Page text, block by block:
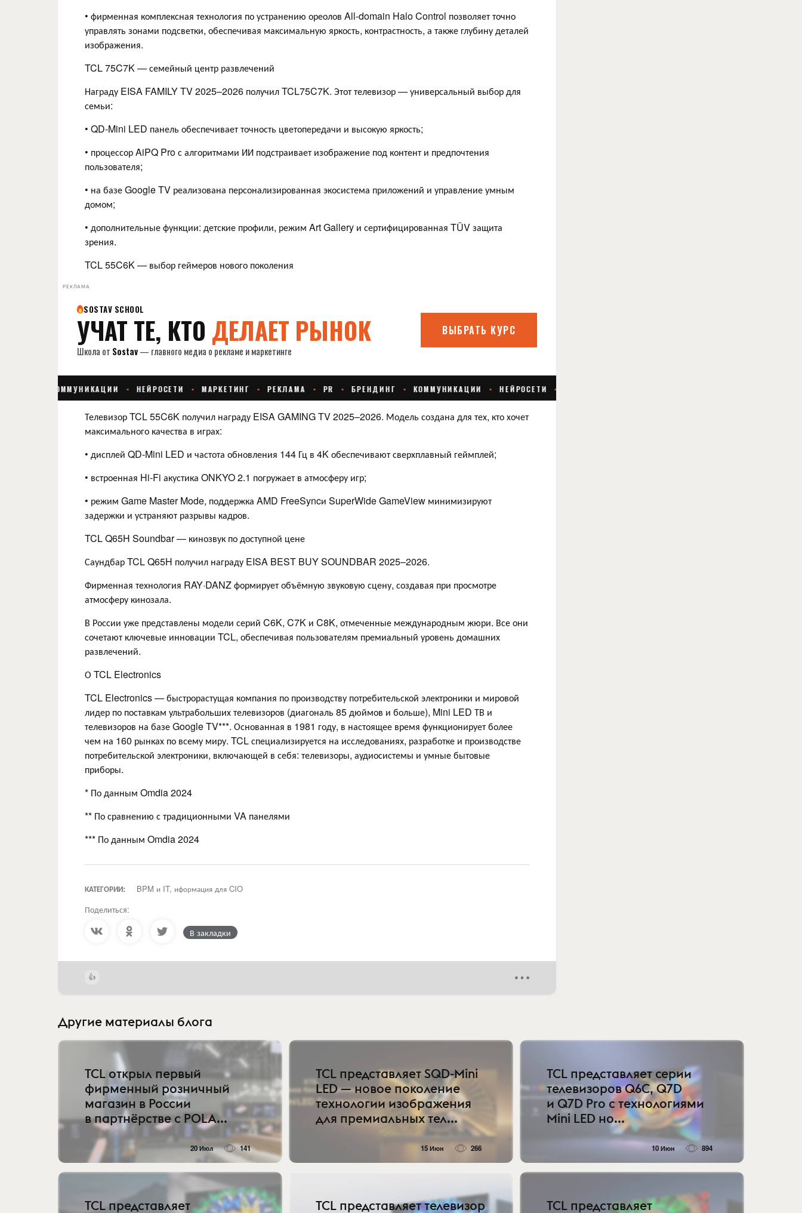
• фирменная комплексная технология по устранению ореолов All-domain Halo Control позволяет точно
управлять зонами подсветки, обеспечивая максимальную яркость, контрастность, а также глубину деталей
изображения.
TCL 75C7K — семейный центр развлечений
Награду EISA FAMILY TV 2025–2026 получил TCL75C7K. Этот телевизор — универсальный выбор для
семьи:
• QD-Mini LED панель обеспечивает точность цветопередачи и высокую яркость;
• процессор AiPQ Pro с алгоритмами ИИ подстраивает изображение под контент и предпочтения
пользователя;
• на базе Google TV реализована персонализированная экосистема приложений и управление умным
домом;
• дополнительные функции: детские профили, режим Art Gallery и сертифицированная TÜV защита
зрения.
TCL 55C6K — выбор геймеров нового поколения
РЕКЛАМА
Телевизор TCL 55C6K получил награду EISA GAMING TV 2025–2026. Модель создана для тех, кто хочет
максимального качества в играх:
• дисплей QD-Mini LED и частота обновления 144 Гц в 4K обеспечивают сверхплавный геймплей;
• встроенная Hi-Fi акустика ONKYO 2.1 погружает в атмосферу игр;
• режим Game Master Mode, поддержка AMD FreeSyncи SuperWide GameView минимизируют
задержки и устраняют разрывы кадров.
TCL Q65H Soundbar — кинозвук по доступной цене
Саундбар TCL Q65H получил награду EISA BEST BUY SOUNDBAR 2025–2026.
Фирменная технология RAY·DANZ формирует объёмную звуковую сцену, создавая при просмотре
атмосферу кинозала.
В России уже представлены модели серий C6K, C7K и C8K, отмеченные международным жюри. Все они
сочетают ключевые инновации TCL, обеспечивая пользователям премиальный уровень домашних
развлечений.
О TCL Electronics
TCL Electronics — быстрорастущая компания по производству потребительской электроники и мировой
лидер по поставкам ультрабольших телевизоров (диагональ 85 дюймов и больше), Mini LED ТВ и
телевизоров на базе Google TV***. Основанная в 1981 году, в настоящее время функционирует более
чем на 160 рынках по всему миру. TCL специализируется на исследованиях, разработке и производстве
потребительской электроники, включающей в себя: телевизоры, аудиосистемы и умные бытовые
приборы.
* По данным Omdia 2024
** По сравнению с традиционными VA панелями
*** По данным Omdia 2024
КАТЕГОРИИ: BPM и IT, иформация для CIO
Поделиться:
В закладки
Другие материалы блога
TCL открыл первый
фирменный розничный
магазин в России
в партнёрстве с POLA...
20 Июл 141
TCL представляет SQD-Mini
LED — новое поколение
технологии изображения
для премиальных тел...
15 Июн 266
TCL представляет серии
телевизоров Q6C, Q7D
и Q7D Pro с технологиями
Mini LED но...
10 Июн 894
TCL представляет
TCL представляет телевизор
TCL представляет